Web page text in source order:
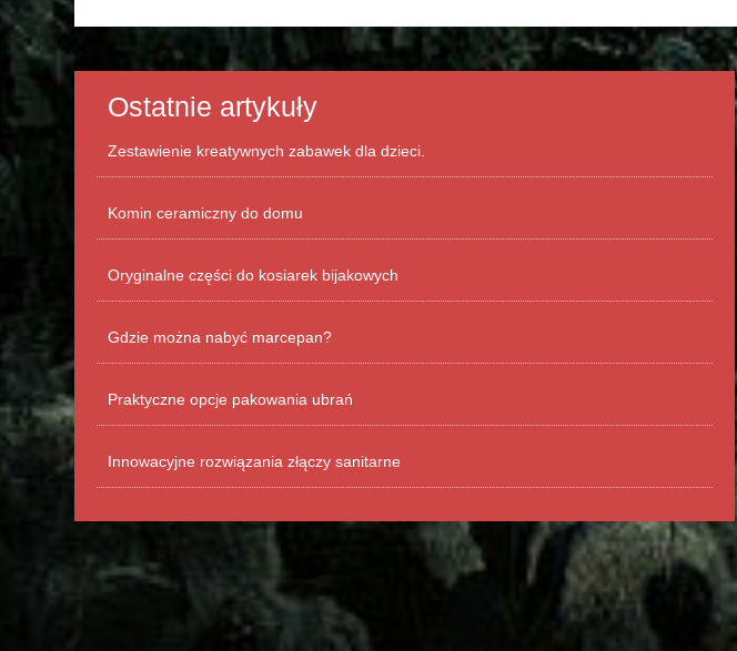
Ostatnie artykuły
Zestawienie kreatywnych zabawek dla dzieci.
Komin ceramiczny do domu
Oryginalne części do kosiarek bijakowych
Gdzie można nabyć marcepan?
Praktyczne opcje pakowania ubrań
Innowacyjne rozwiązania złączy sanitarne